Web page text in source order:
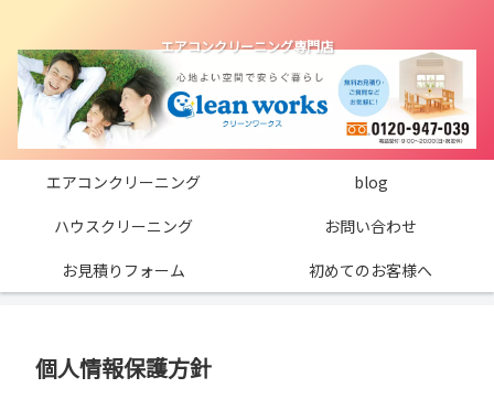
エアコンクリーニング専門店
エアコンクリーニング
blog
ハウスクリーニング
お問い合わせ
お見積りフォーム
初めてのお客様へ
個人情報保護方針